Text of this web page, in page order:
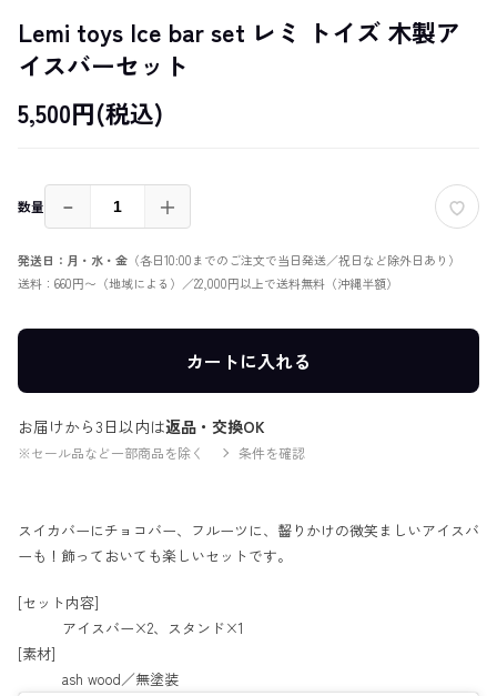
Lemi toys Ice bar set レミ トイズ 木製ア
イスバーセット
5,500円(税込)
数量 － ＋
発送日：月・水・金 （各日10:00までのご注文で当日発送／祝日など除外日あり）
送料：660円〜（地域による）／22,000円以上で送料無料（沖縄半額）
カートに入れる
お届けから3日以内は返品・交換OK
※セール品など一部商品を除く 条件を確認
スイカバーにチョコバー、フルーツに、齧りかけの微笑ましいアイスバ
ーも！飾っておいても楽しいセットです。
[セット内容]
アイスバー×2、スタンド×1
[素材]
ash wood／無塗装